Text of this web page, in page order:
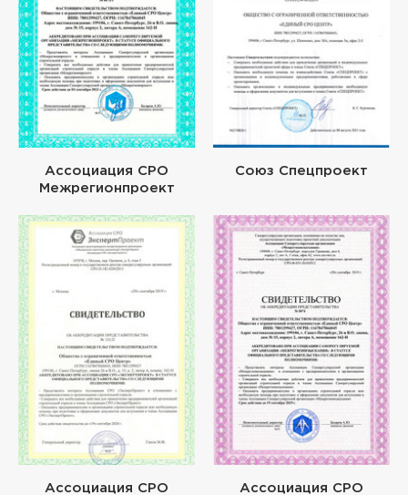
Ассоциация СРО
Межрегионпроект
Союз Спецпроект
Ассоциация СРО
Ассоциация СРО